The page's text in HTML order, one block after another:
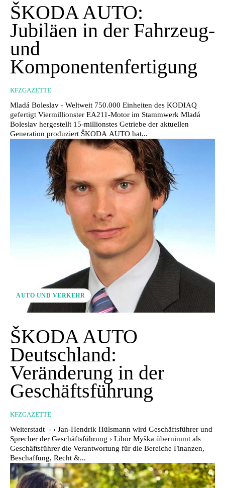
ŠKODA AUTO:
Jubiläen in der Fahrzeug-
und
Komponentenfertigung
KFZGAZETTE
Mladá Boleslav - Weltweit 750.000 Einheiten des KODIAQ
gefertigt Viermillionster EA211-Motor im Stammwerk Mladá
Boleslav hergestellt 15-millionstes Getriebe der aktuellen
Generation produziert ŠKODA AUTO hat...
AUTO UND VERKEHR
ŠKODA AUTO
Deutschland:
Veränderung in der
Geschäftsführung
KFZGAZETTE
Weiterstadt - › Jan-Hendrik Hülsmann wird Geschäftsführer und
Sprecher der Geschäftsführung › Libor Myška übernimmt als
Geschäftsführer die Verantwortung für die Bereiche Finanzen,
Beschaffung, Recht &...